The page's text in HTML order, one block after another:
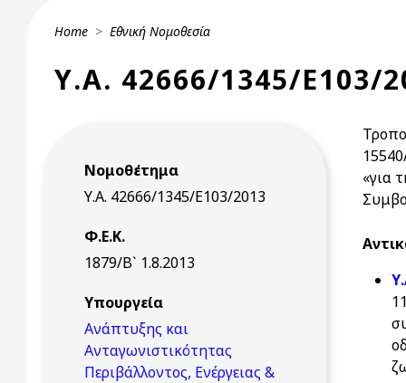
Breadcrumb
Home Εθνική Νομοθεσία
Υ.Α. 42666/1345/Ε103/
Νομοθέτημα
Υ.Α. 42666/1345/Ε103/2013
Φ.Ε.Κ.
1879/Β` 1.8.2013
Υπουργεία
Ανάπτυξης και
Ανταγωνιστικότητας
Περιβάλλοντος, Ενέργειας &
«για